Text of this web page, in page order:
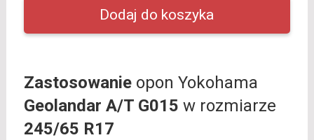
Zastosowanieopon Yokohama
Geolandar A/T G015 w rozmiarze
245/65 R17